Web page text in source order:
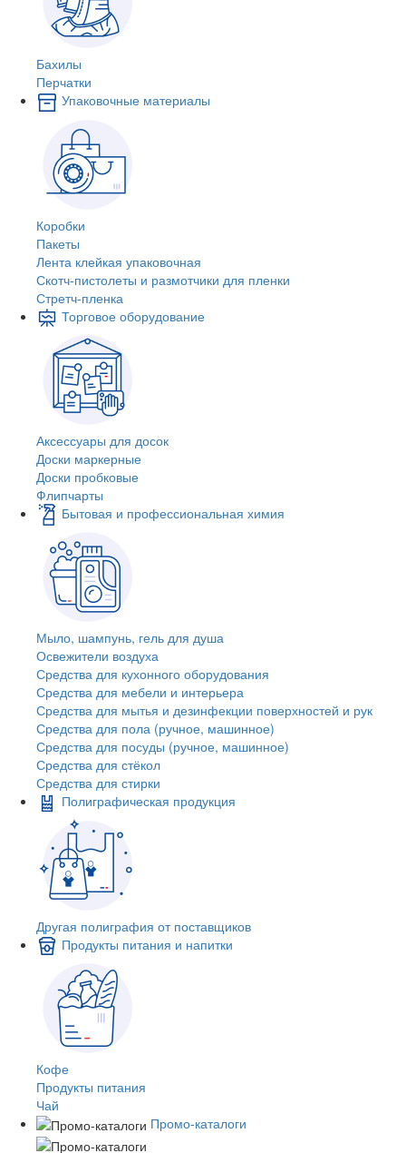
Бахилы
Перчатки
Упаковочные материалы
Коробки
Пакеты
Лента клейкая упаковочная
Скотч-пистолеты и размотчики для пленки
Стретч-пленка
Торговое оборудование
Аксессуары для досок
Доски маркерные
Доски пробковые
Флипчарты
Бытовая и профессиональная химия
Мыло, шампунь, гель для душа
Освежители воздуха
Средства для кухонного оборудования
Средства для мебели и интерьера
Средства для мытья и дезинфекции поверхностей и рук
Средства для пола (ручное, машинное)
Средства для посуды (ручное, машинное)
Средства для стёкол
Средства для стирки
Полиграфическая продукция
Другая полиграфия от поставщиков
Продукты питания и напитки
Кофе
Продукты питания
Чай
Промо-каталоги